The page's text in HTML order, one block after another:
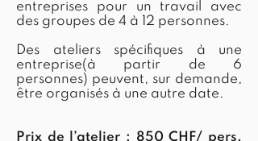
entreprises pour un travail avec
des groupes de 4 à 12 personnes.
Des ateliers spécifiques à une
entreprise(à partir de 6
personnes) peuvent, sur demande,
être organisés à une autre date.
Prix de l’atelier : 850 CHF/ pers.